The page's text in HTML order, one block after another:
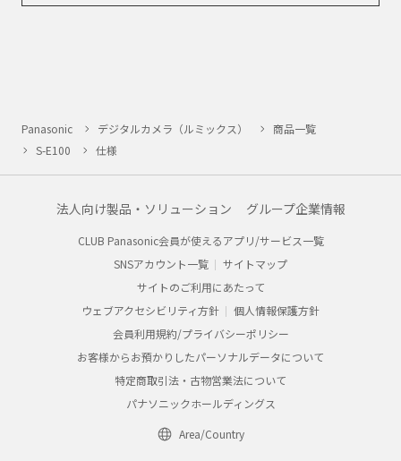
Panasonic デジタルカメラ（ルミックス）
商品一覧
S-E100
仕様
法人向け製品・ソリューション グループ企業情報
CLUB Panasonic会員が使えるアプリ/サービス一覧
SNSアカウント一覧
サイトマップ
サイトのご利用にあたって
ウェブアクセシビリティ方針
個人情報保護方針
会員利用規約/プライバシーポリシー
お客様からお預かりしたパーソナルデータについて
特定商取引法・古物営業法について
パナソニックホールディングス
Area/Country